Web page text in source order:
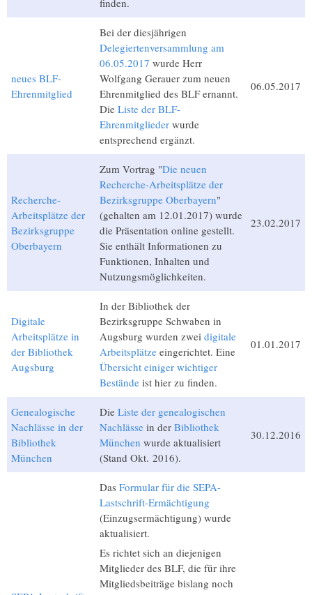
neues BLF-
Ehrenmitglied
Bei der diesjährigen
Delegiertenversammlung am
06.05.2017 wurde Herr
Wolfgang Gerauer zum neuen
Ehrenmitglied des BLF ernannt.
Die Liste der BLF-
Ehrenmitglieder wurde
entsprechend ergänzt.
06.05.2017
Recherche-
Arbeitsplätze der
Bezirksgruppe
Oberbayern
Zum Vortrag "Die neuen
Recherche-Arbeitsplätze der
Bezirksgruppe Oberbayern"
(gehalten am 12.01.2017) wurde
die Präsentation online gestellt.
Sie enthält Informationen zu
Funktionen, Inhalten und
Nutzungsmöglichkeiten.
23.02.2017
Digitale
Arbeitsplätze in
der Bibliothek
Augsburg
In der Bibliothek der
Bezirksgruppe Schwaben in
Augsburg wurden zwei digitale
Arbeitsplätze eingerichtet. Eine
Übersicht einiger wichtiger
Bestände ist hier zu finden.
01.01.2017
Genealogische
Nachlässe in der
Bibliothek
München
Die Liste der genealogischen
Nachlässe in der Bibliothek
München wurde aktualisiert
(Stand Okt. 2016).
30.12.2016
Das Formular für die SEPA-
Lastschrift-Ermächtigung
(Einzugsermächtigung) wurde
aktualisiert.
Es richtet sich an diejenigen
Mitglieder des BLF, die für ihre
Mitgliedsbeiträge bislang noch